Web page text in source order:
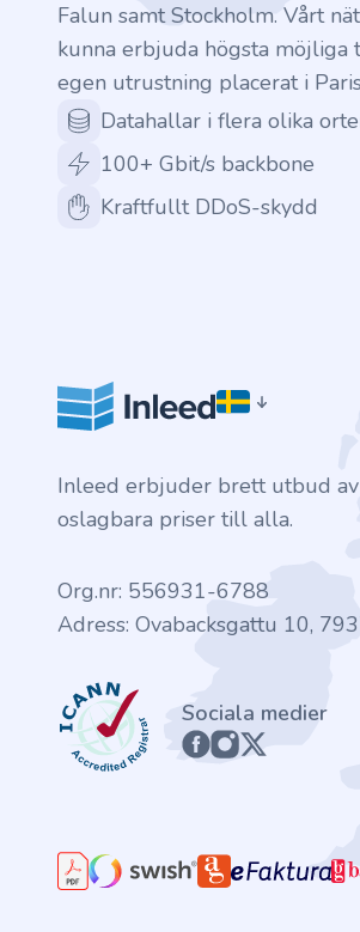
Falun samt Stockholm. Vårt
kunna erbjuda högsta
egen utrustning placerat i
Datahallar i flera olika
100+ Gbit/s backbone
Kraftfullt DDoS-skydd
Inleed erbjuder brett utbud
oslagbara priser till alla.
Org.nr: 556931-6788
Adress: Ovabacksgattu 10,
ICANN
Sociala medier